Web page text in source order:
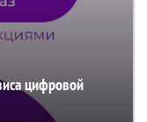
цифровой